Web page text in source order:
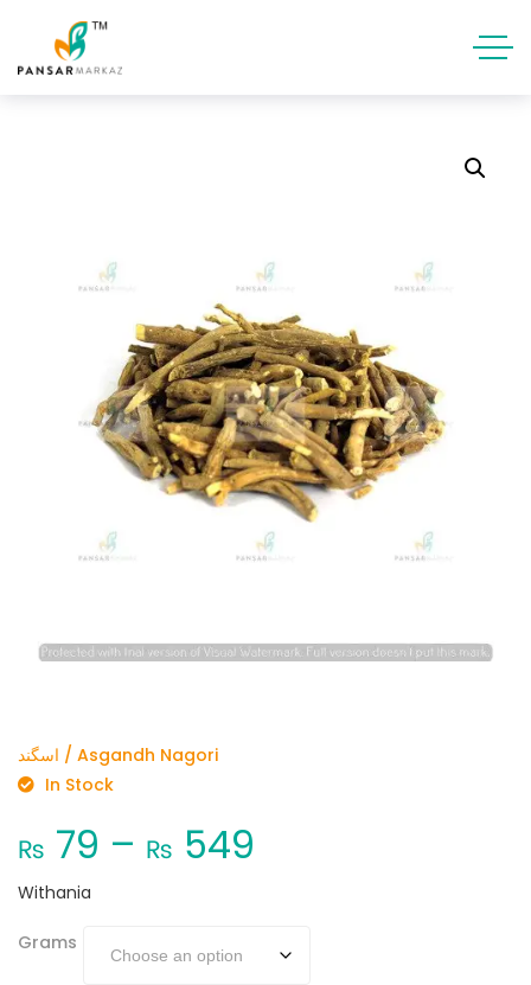
اسگند / Asgandh Nagori
In Stock
₨ 79 – ₨ 549
Withania
Grams